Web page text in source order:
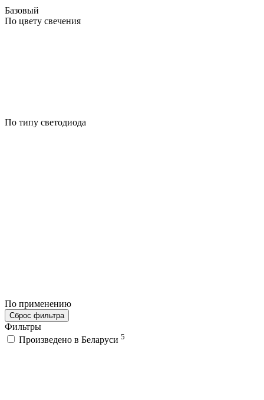
Базовый
По цвету свечения
По типу светодиода
По применению
Сброс фильтра
Фильтры
Произведено в Беларуси 5